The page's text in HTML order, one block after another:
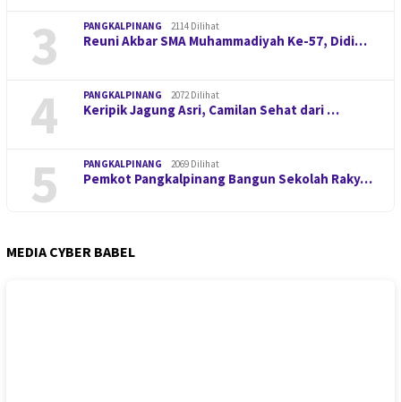
3 PANGKALPINANG 2114 Dilihat
Reuni Akbar SMA Muhammadiyah Ke-57, Didi…
4 PANGKALPINANG 2072 Dilihat
Keripik Jagung Asri, Camilan Sehat dari …
5 PANGKALPINANG 2069 Dilihat
Pemkot Pangkalpinang Bangun Sekolah Raky…
MEDIA CYBER BABEL